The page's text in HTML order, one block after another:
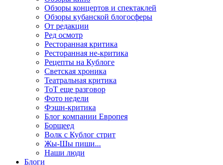
Обзоры концертов и спектаклей
Обзоры кубанской блогосферы
От редакции
Ред осмотр
Ресторанная критика
Ресторанная не-критика
Рецепты на Кублоге
Светская хроника
Театральная критика
ТоТ еще разговор
Фото недели
Фэшн-критика
Блог компании Европея
Борщеед
Волк с Кублог стрит
Жы-Шы пиши...
Наши люди
Блоги